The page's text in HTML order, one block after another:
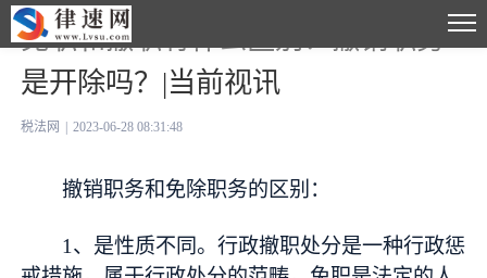
免职和撤职有什么区别？撤销职务
是开除吗？|当前视讯
税法网 2023-06-28 08:31:48
撤销职务和免除职务的区别：
1、是性质不同。行政撤职处分是一种行政惩